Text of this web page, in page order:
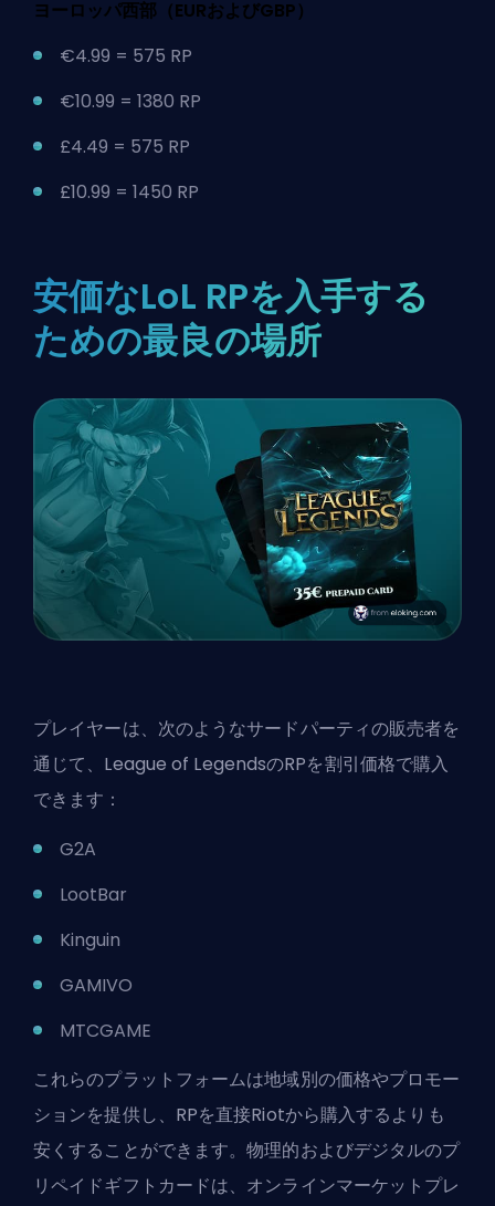
ヨーロッパ西部（EURおよびGBP）
€4.99 = 575 RP
€10.99 = 1380 RP
£4.49 = 575 RP
£10.99 = 1450 RP
安価なLoL RPを入手する
ための最良の場所
プレイヤーは、次のようなサードパーティの販売者を
通じて、League of LegendsのRPを割引価格で購入
できます：
G2A
LootBar
Kinguin
GAMIVO
MTCGAME
これらのプラットフォームは地域別の価格やプロモー
ションを提供し、RPを直接Riotから購入するよりも
安くすることができます。物理的およびデジタルのプ
リペイドギフトカードは、オンラインマーケットプレ